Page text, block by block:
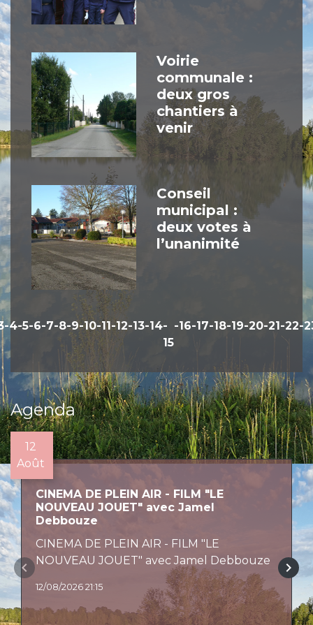
Voirie
communale :
deux gros
chantiers à
venir
Conseil
municipal :
deux votes à
l’unanimité
-4-5-6-7-8-9-10-11-12-13-14-
15
-16-17-18-19-20-21-22-
Agenda
12
Août
CINEMA DE PLEIN AIR - FILM "LE
NOUVEAU JOUET" avec Jamel
Debbouze
CINEMA DE PLEIN AIR - FILM "LE
NOUVEAU JOUET" avec Jamel Debbouze
12/08/2026 21:15
keyboard_arrow_left keyboard_arrow_right